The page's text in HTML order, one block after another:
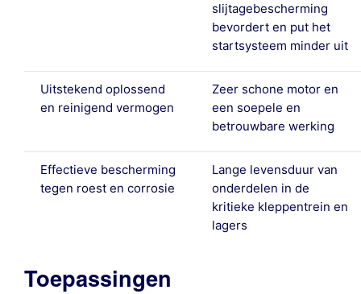
slijtagebescherming
bevordert en put het
startsysteem minder uit
Uitstekend oplossend
en reinigend vermogen
Zeer schone motor en
een soepele en
betrouwbare werking
Effectieve bescherming
tegen roest en corrosie
Lange levensduur van
onderdelen in de
kritieke kleppentrein en
lagers
Toepassingen